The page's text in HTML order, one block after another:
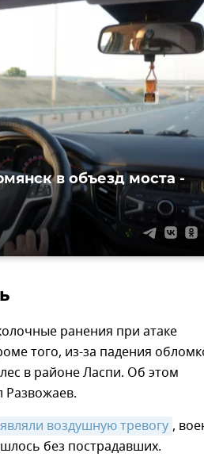
в объезд моста -
ранения при атаке
того, из-за падения
в районе Ласпи. Об этом
Развожаев.
воздушную тревогу ,
без пострадавших.